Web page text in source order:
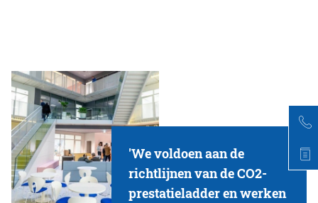
'We voldoen aan de
richtlijnen van de CO2-
prestatieladder en werken